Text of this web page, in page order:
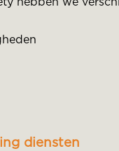
diensten